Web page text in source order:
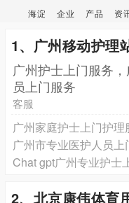
海淀 企业 产品 资
1、广州移动护理
广州护士上门服务
员上门服务
客服
2、北京康伟体育